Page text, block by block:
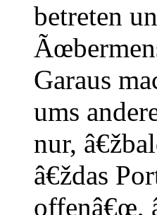
betreten
Garaus
ums
nur,
â€ždas
offenâ€œ,